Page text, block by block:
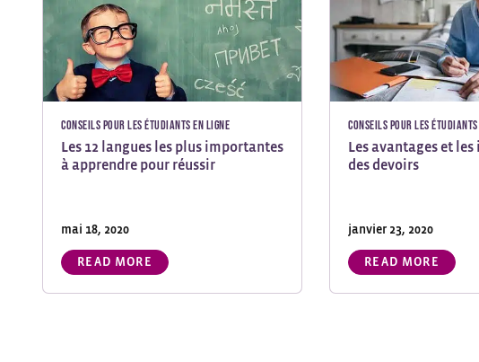
Conseils pour les étudiants en ligne
Les 12 langues les plus importantes
à apprendre pour réussir
mai 18, 2020
READ MORE
Conseils pour les
Les avantages et
des devoirs
janvier 23, 2020
READ MORE